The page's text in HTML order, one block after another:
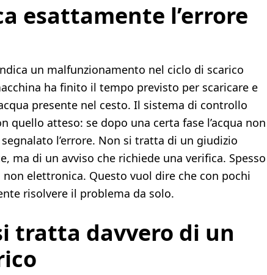
esattamente l’errore
un malfunzionamento nel ciclo di scarico
ha finito il tempo previsto per scaricare e
presente nel cesto. Il sistema di controllo
quello atteso: se dopo una certa fase l’acqua non
l’errore. Non si tratta di un giudizio
ma di un avviso che richiede una verifica. Spesso
non elettronica. Questo vuol dire che con pochi
risolvere il problema da solo.
tratta davvero di un